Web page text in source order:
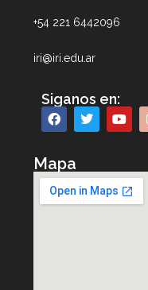
+54 221 6442096
iri@iri.edu.ar
Siganos en:
Mapa